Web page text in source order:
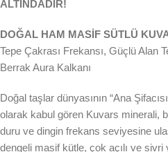
ALTINDADIR!
DOĞAL HAM MASİF SÜTLÜ
Tepe Çakrası Frekansı, Güçlü Alan
Berrak Aura Kalkanı
Doğal taşlar dünyasının “Ana
olarak kabul gören Kuvars minerali,
duru ve dingin frekans seviyesine
dengeli masif kütle, çok açılı ve